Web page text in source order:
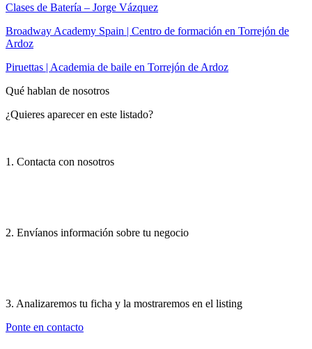
Clases de Batería – Jorge Vázquez
Broadway Academy Spain | Centro de formación en Torrejón de
Ardoz
Piruettas | Academia de baile en Torrejón de Ardoz
Qué hablan de nosotros
¿Quieres aparecer en este listado?
1. Contacta con nosotros
2. Envíanos información sobre tu negocio
3. Analizaremos tu ficha y la mostraremos en el listing
Ponte en contacto